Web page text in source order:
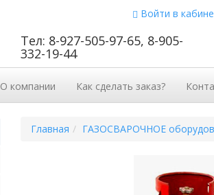
Войти в
Тел: 8-927-505-97-65, 8-905-
332-19-44
О компании Как сделать заказ?
Главная ГАЗОСВАРОЧНОЕ